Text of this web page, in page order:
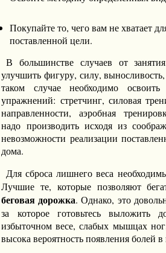
Покупайте то, чего вам не хватает
поставленной цели.
В большинстве случаев от
улучшить фигуру, силу,
таком случае необходимо
упражнений: стретчинг, силовая
направленности, аэробная
надо производить исходя из
невозможности реализации
дома.
Для сброса лишнего веса
Лучшие те, которые позволяют
беговая дорожка. Однако, это
за которое готовьтесь выложить
избыточном весе, слабых мышцах
высока вероятность появления болей